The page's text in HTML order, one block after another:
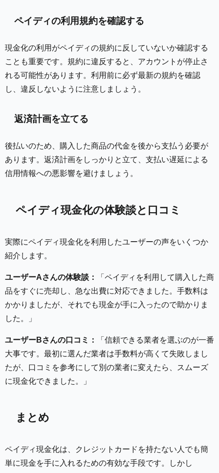
ペイディの利用規約を確認する
現金化の利用がペイディの規約に反していないか確認する
ことも重要です。規約に違反すると、アカウントが停止さ
れる可能性があります。利用前に必ず最新の規約を確認
し、違反しないように注意しましょう。
返済計画を立てる
後払いのため、購入した商品の代金を後から支払う必要が
あります。返済計画をしっかりと立て、支払い遅延による
信用情報への悪影響を避けましょう。
ペイディ現金化の体験談と口コミ
実際にペイディ現金化を利用したユーザーの声をいくつか
紹介します。
ユーザーAさんの体験談：
「ペイディを利用して購入した商
品をすぐに売却し、急な出費に対応できました。手数料は
かかりましたが、それでも現金が手に入ったので助かりま
した。」
ユーザーBさんの口コミ：
「信頼できる業者を選ぶのが一番
大事です。最初に選んだ業者は手数料が高くて失敗しまし
たが、口コミを参考にして別の業者に変えたら、スムーズ
に現金化できました。」
まとめ
ペイディ現金化は、クレジットカードを持たない人でも簡
単に現金を手に入れるための有効な手段です。しかし